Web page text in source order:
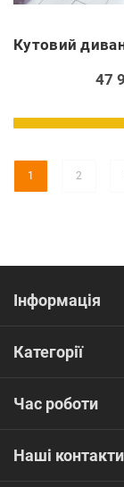
Кутовий
47
1 2
Інформація
Категорії
Час роботи
Наші контакти